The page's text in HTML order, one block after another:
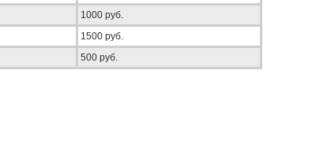
1000 руб.
1500 руб.
500 руб.